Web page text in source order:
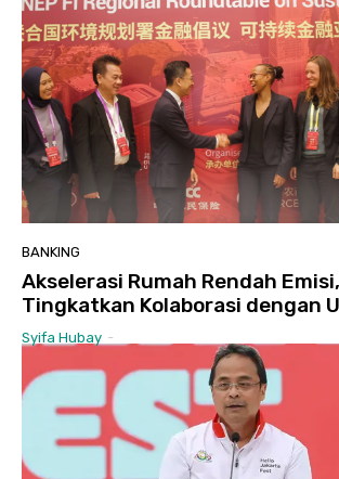
BANKING
Akselerasi Rumah Rendah
Tingkatkan Kolaborasi dengan
Syifa Hubay -